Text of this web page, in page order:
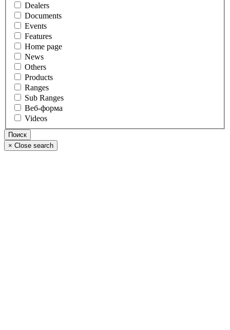
Dealers
Documents
Events
Features
Home page
News
Others
Products
Ranges
Sub Ranges
Веб-форма
Videos
× Close search